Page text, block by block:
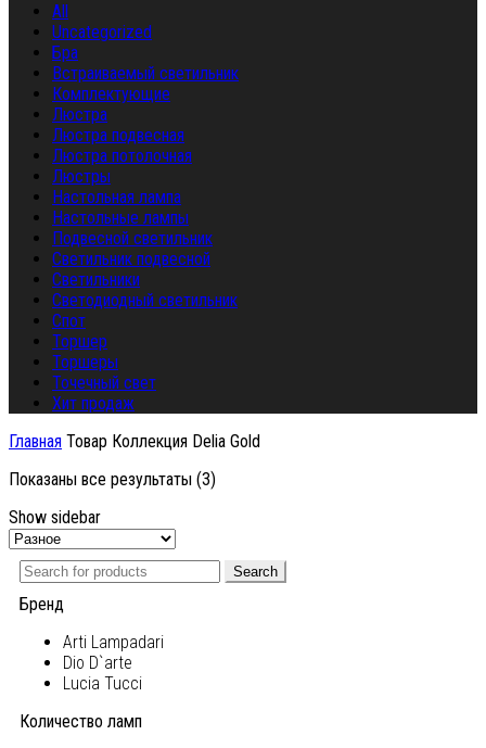
All
Uncategorized
Бра
Встраиваемый светильник
Комплектующие
Люстра
Люстра подвесная
Люстра потолочная
Люстры
Настольная лампа
Настольные лампы
Подвесной светильник
Светильник подвесной
Светильники
Светодиодный светильник
Спот
Торшер
Торшеры
Точечный свет
Хит продаж
Главная Товар Коллекция Delia Gold
Показаны все результаты (3)
Show sidebar
Search
Бренд
Arti Lampadari
Dio D`arte
Lucia Tucci
Количество ламп